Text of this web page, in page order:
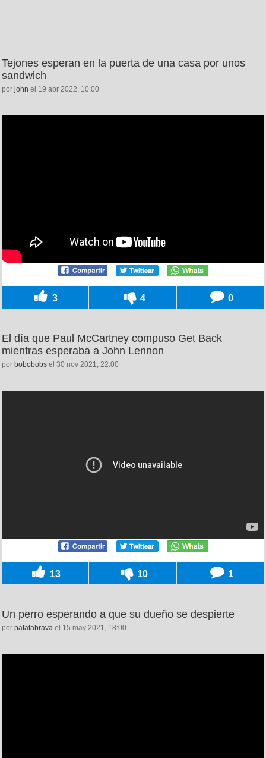
Tejones esperan en la puerta de una casa por unos
sandwich
por john el 19 abr 2022, 10:00
3 4 0
El día que Paul McCartney compuso Get Back
mientras esperaba a John Lennon
por bobobobs el 30 nov 2021, 22:00
13 10 1
Un perro esperando a que su dueño se despierte
por patatabrava el 15 may 2021, 18:00